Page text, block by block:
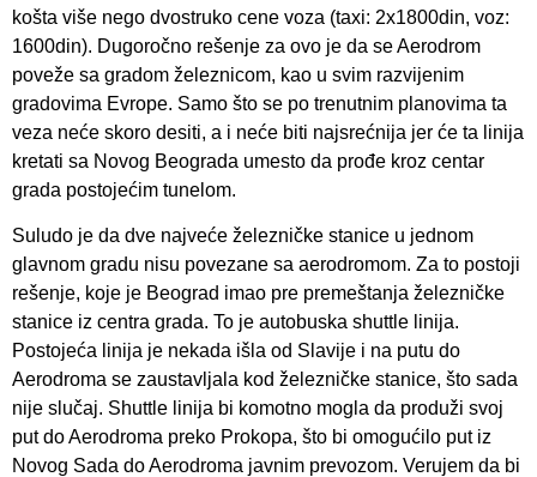
košta više nego dvostruko cene voza (taxi: 2x1800din, voz:
1600din). Dugoročno rešenje za ovo je da se Aerodrom
poveže sa gradom železnicom, kao u svim razvijenim
gradovima Evrope. Samo što se po trenutnim planovima ta
veza neće skoro desiti, a i neće biti najsrećnija jer će ta linija
kretati sa Novog Beograda umesto da prođe kroz centar
grada postojećim tunelom.
Suludo je da dve najveće železničke stanice u jednom
glavnom gradu nisu povezane sa aerodromom. Za to postoji
rešenje, koje je Beograd imao pre premeštanja železničke
stanice iz centra grada. To je autobuska shuttle linija.
Postojeća linija je nekada išla od Slavije i na putu do
Aerodroma se zaustavljala kod železničke stanice, što sada
nije slučaj. Shuttle linija bi komotno mogla da produži svoj
put do Aerodroma preko Prokopa, što bi omogućilo put iz
Novog Sada do Aerodroma javnim prevozom. Verujem da bi